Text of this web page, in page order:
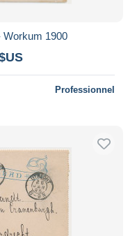
Workum 1900
Professionnel